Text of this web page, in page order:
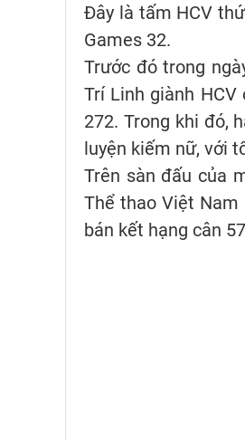
Đây là tấm HCV
Games 32.
Trước đó trong
Trí Linh giành
272. Trong khi đó,
luyện kiếm nữ, với
Trên sàn đấu của
Thể thao Việt Nam
bán kết hạng cân